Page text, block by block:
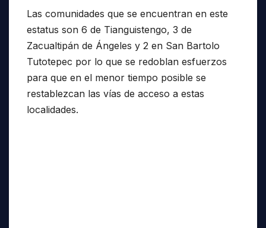
Las comunidades que se encuentran en este
estatus son 6 de Tianguistengo, 3 de
Zacualtipán de Ángeles y 2 en San Bartolo
Tutotepec por lo que se redoblan esfuerzos
para que en el menor tiempo posible se
restablezcan las vías de acceso a estas
localidades.